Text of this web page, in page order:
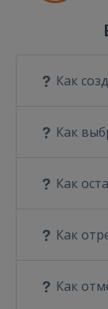
Как
Как
Как
Как
Как